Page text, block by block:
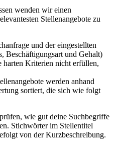
wenden wir einen
Stellenangebote zu
und der eingestellten
Beschäftigungsart und Gehalt)
harten Kriterien nicht erfüllen,
werden anhand
sortiert, die sich wie folgt
wie gut deine Suchbegriffe
Stichwörter im Stellentitel
von der Kurzbeschreibung.